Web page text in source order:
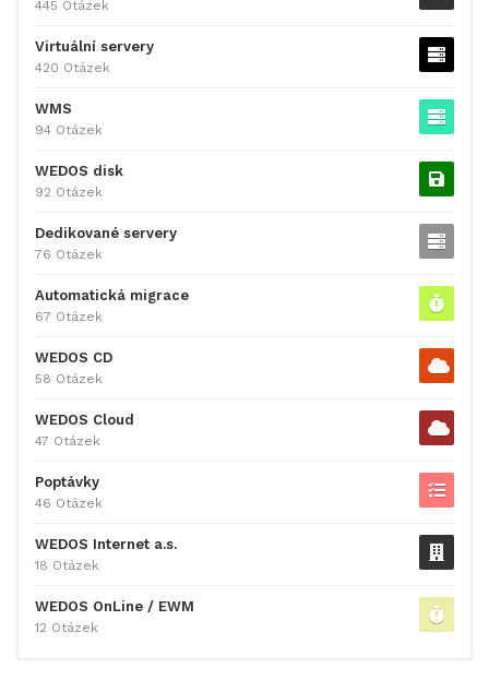
445 Otázek
Virtuální servery
420 Otázek
WMS
94 Otázek
WEDOS disk
92 Otázek
Dedikované servery
76 Otázek
Automatická migrace
67 Otázek
WEDOS CD
58 Otázek
WEDOS Cloud
47 Otázek
Poptávky
46 Otázek
WEDOS Internet a.s.
18 Otázek
WEDOS OnLine / EWM
12 Otázek